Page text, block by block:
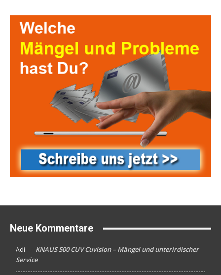
Neue Kommentare
Adi
KNAUS 500 CUV Cuvision – Mängel und unterirdischer
Service